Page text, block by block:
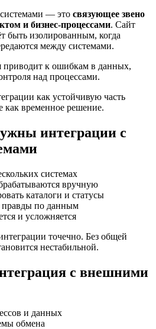
— это связующее звено
и бизнес-процессами. Сайт
быть изолированным, когда
между системами.
приводит к ошибкам в данных,
над процессами.
как устойчивую часть
как временное решение.
интеграции с
системах
вручную
каталоги и статусы
правды по данным
и усложняется
точечно. Без общей
нестабильной.
с внешними
и данных
обмена